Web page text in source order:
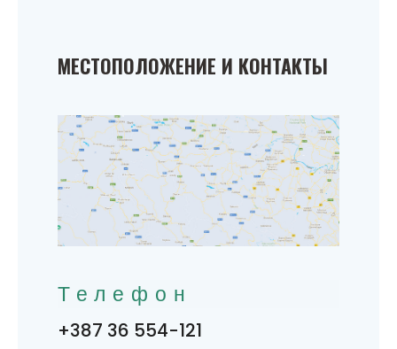
МЕСТОПОЛОЖЕНИЕ И КОНТАКТЫ
Телефон
+387 36 554-121